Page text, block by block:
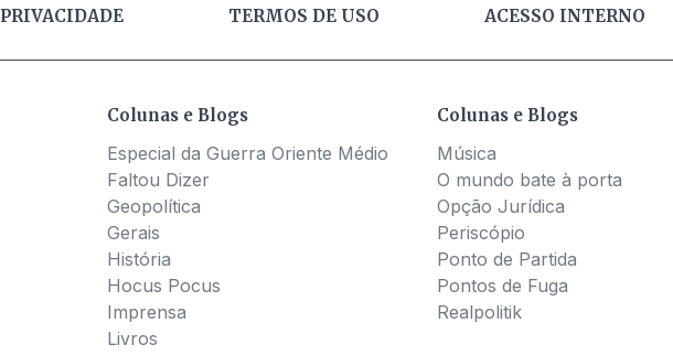
PRIVACIDADE TERMOS DE USO ACESSO INTERNO
Colunas e Blogs
Especial da Guerra Oriente Médio
Faltou Dizer
Geopolítica
Gerais
História
Hocus Pocus
Imprensa
Livros
Colunas e Blogs
Música
O mundo bate à porta
Opção Jurídica
Periscópio
Ponto de Partida
Pontos de Fuga
Realpolitik